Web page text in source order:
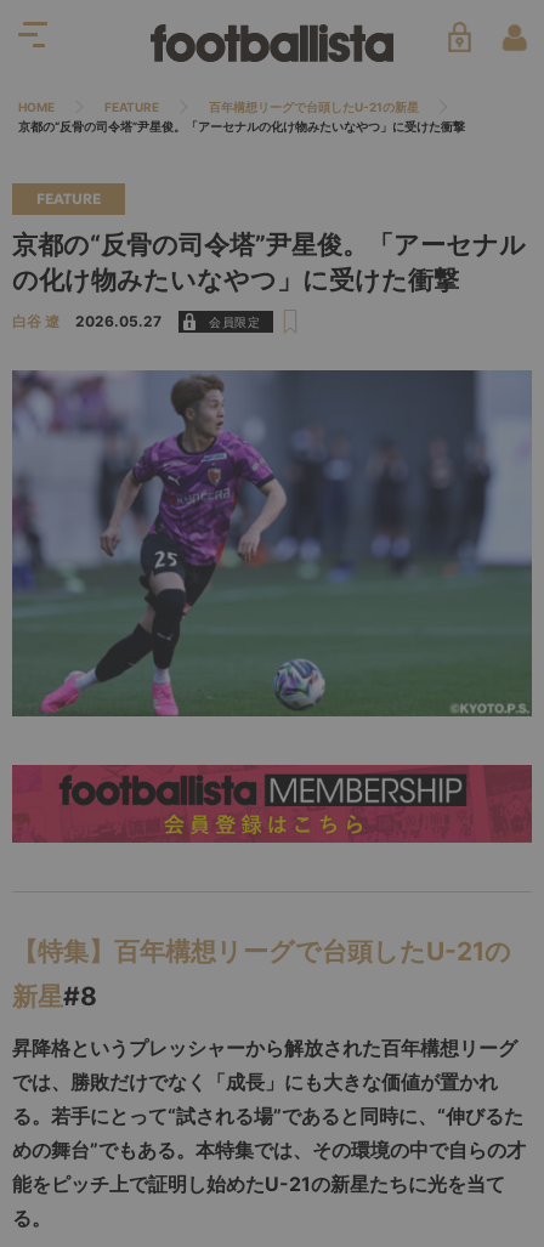
HOME FEATURE
百年構想リーグで台頭したU-21の新星
京都の“反骨の司令塔”尹星俊。「アーセナルの化け物みたいなやつ」に受けた衝撃
FEATURE
京都の“反骨の司令塔”尹星俊。「アーセナル
の化け物みたいなやつ」に受けた衝撃
白谷 遼 2026.05.27
【特集】百年構想リーグで台頭したU-21の
新星#8
昇降格というプレッシャーから解放された百年構想リーグ
では、勝敗だけでなく「成長」にも大きな価値が置かれ
る。若手にとって“試される場”であると同時に、“伸びるた
めの舞台”でもある。本特集では、その環境の中で自らの才
能をピッチ上で証明し始めたU-21の新星たちに光を当て
る。